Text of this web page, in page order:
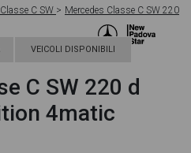
C SW Mercedes Classe C SW 220
VEICOLI DISPONIBILI
C SW 220 d
4matic